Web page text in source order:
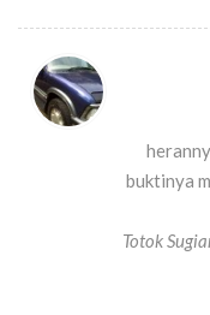
buktinya
Totok